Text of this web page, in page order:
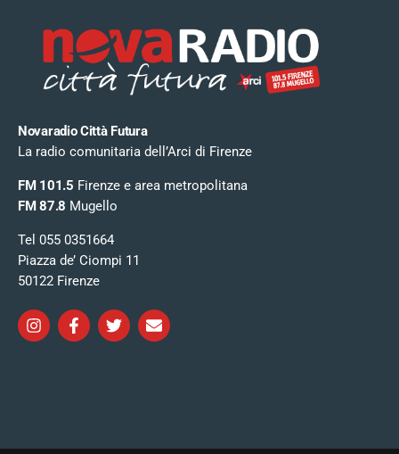
Novaradio Città Futura
La radio comunitaria dell’Arci di Firenze
FM 101.5 Firenze e area metropolitana
FM 87.8 Mugello
Tel 055 0351664
Piazza de’ Ciompi 11
50122 Firenze